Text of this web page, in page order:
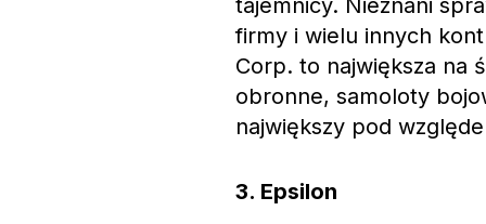
tajemnicy. Nieznani
firmy i wielu innych
Corp. to największa na
obronne, samoloty
największy pod
3. Epsilon